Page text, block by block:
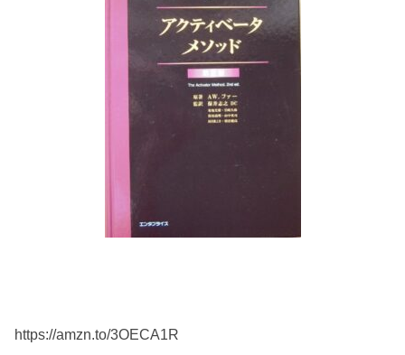
https://amzn.to/3OECA1R